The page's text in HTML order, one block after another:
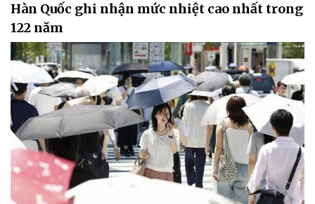
Hàn Quốc ghi nhận mức nhiệt cao nhất trong
122 năm